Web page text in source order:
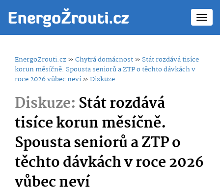
EnergoZrouti.cz»Chytrá domácnost» Stát rozdává tisíce
korun měsíčně. Spousta seniorů a ZTP o těchto dávkách v
roce 2026 vůbec neví»Diskuze
Diskuze: Stát rozdává
tisíce korun měsíčně.
Spousta seniorů a ZTP o
těchto dávkách v roce 2026
vůbec neví